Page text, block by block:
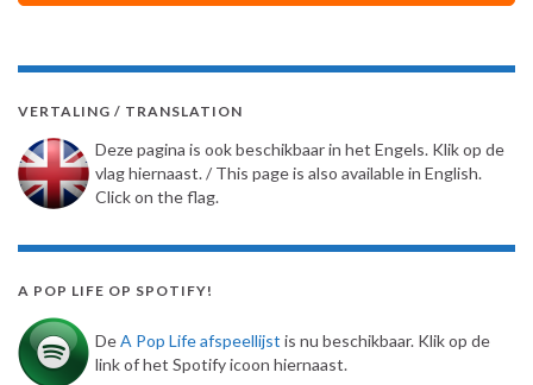
VERTALING / TRANSLATION
Deze pagina is ook beschikbaar in het Engels. Klik op de
vlag hiernaast. / This page is also available in English.
Click on the flag.
A POP LIFE OP SPOTIFY!
DeA Pop Life afspeellijst is nu beschikbaar. Klik op de
link of het Spotify icoon hiernaast.